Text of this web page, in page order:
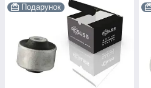
Подарунок